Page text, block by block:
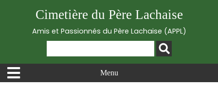
Cimetière du Père Lachaise
Amis et Passionnés du Père Lachaise (APPL)
Menu